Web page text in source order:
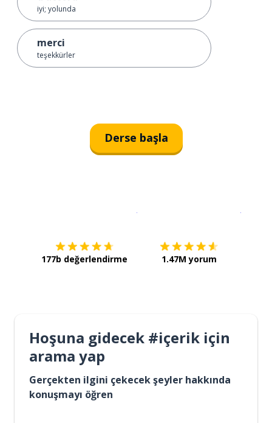
iyi; yolunda
merci
teşekkürler
Derse başla
177b değerlendirme 1.47M yorum
Hoşuna gidecek #içerik için
arama yap
Gerçekten ilgini çekecek şeyler hakkında
konuşmayı öğren